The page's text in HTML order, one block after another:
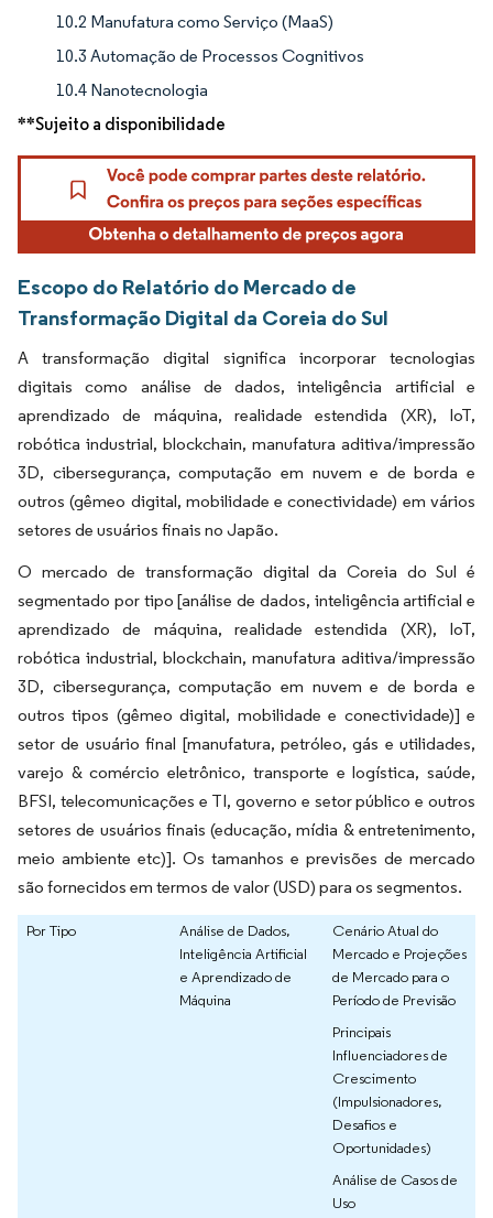
10.2 Manufatura como Serviço (MaaS)
10.3 Automação de Processos Cognitivos
10.4 Nanotecnologia
**Sujeito a disponibilidade
Escopo do Relatório do Mercado de
Transformação Digital da Coreia do Sul
A transformação digital significa incorporar tecnologias
digitais como análise de dados, inteligência artificial e
aprendizado de máquina, realidade estendida (XR), IoT,
robótica industrial, blockchain, manufatura aditiva/impressão
3D, cibersegurança, computação em nuvem e de borda e
outros (gêmeo digital, mobilidade e conectividade) em vários
setores de usuários finais no Japão.
O mercado de transformação digital da Coreia do Sul é
segmentado por tipo [análise de dados, inteligência artificial e
aprendizado de máquina, realidade estendida (XR), IoT,
robótica industrial, blockchain, manufatura aditiva/impressão
3D, cibersegurança, computação em nuvem e de borda e
outros tipos (gêmeo digital, mobilidade e conectividade)] e
setor de usuário final [manufatura, petróleo, gás e utilidades,
varejo & comércio eletrônico, transporte e logística, saúde,
BFSI, telecomunicações e TI, governo e setor público e outros
setores de usuários finais (educação, mídia & entretenimento,
meio ambiente etc)]. Os tamanhos e previsões de mercado
são fornecidos em termos de valor (USD) para os segmentos.
Por Tipo
Análise de Dados,
Inteligência Artificial
e Aprendizado de
Máquina
Cenário Atual do
Mercado e Projeções
de Mercado para o
Período de Previsão
Principais
Influenciadores de
Crescimento
(Impulsionadores,
Desafios e
Oportunidades)
Análise de Casos de
Uso